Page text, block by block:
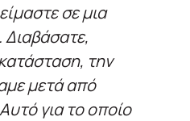
σε μια
την
μετά από
για το οποίο